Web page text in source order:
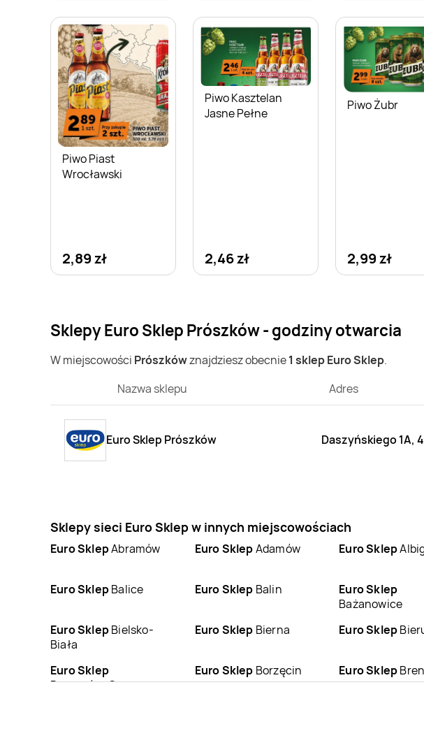
Piwo Piast
Wrocławski
2,89 zł
Piwo Kasztelan
Jasne Pełne
2,46 zł
Piwo Żubr
2,99 zł
Sklepy Euro Sklep Prószków - godziny otwarcia
W miejscowości Prószkówznajdziesz obecnie1 sklep Euro Sklep.
Nazwa sklepu
Adres
Euro Sklep Prószków Daszyńskiego 1A,
Sklepy sieci Euro Sklep w innych miejscowościach
Euro SklepAbramów Euro SklepAdamów Euro Sklep
Euro SklepBalice Euro Sklep Balin
Euro Sklep
Bażanowice
Euro SklepBielsko-
Biała
Euro Sklep Bierna Euro Sklep
Euro Sklep
Boguszów-Gorce
Euro Sklep Borzęcin Euro Sklep